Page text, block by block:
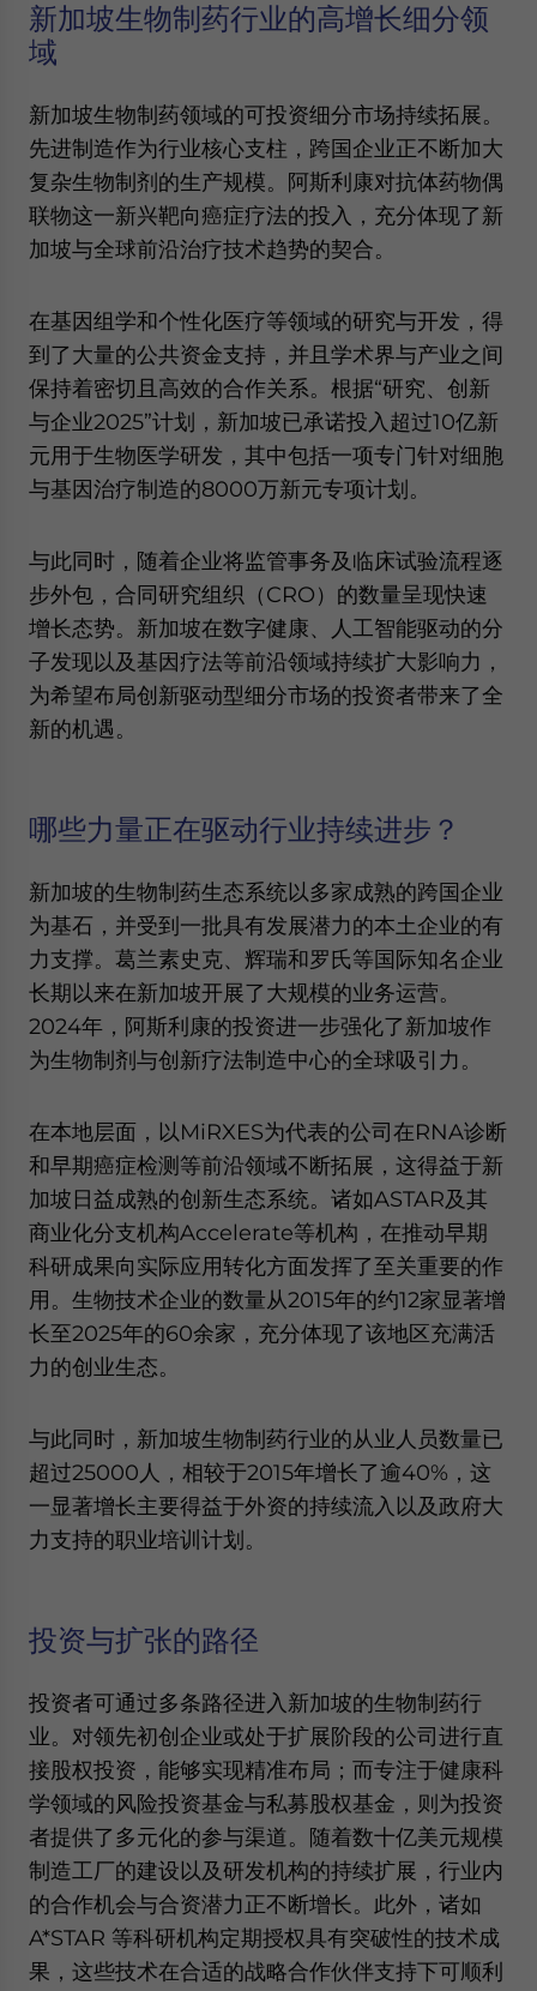
新加坡生物制药行业的高增长细分领
域
新加坡生物制药领域的可投资细分市场持续拓展。
先进制造作为行业核心支柱，跨国企业正不断加大
复杂生物制剂的生产规模。阿斯利康对抗体药物偶
联物这一新兴靶向癌症疗法的投入，充分体现了新
加坡与全球前沿治疗技术趋势的契合。
在基因组学和个性化医疗等领域的研究与开发，得
到了大量的公共资金支持，并且学术界与产业之间
保持着密切且高效的合作关系。根据“研究、创新
与企业2025”计划，新加坡已承诺投入超过10亿新
元用于生物医学研发，其中包括一项专门针对细胞
与基因治疗制造的8000万新元专项计划。
与此同时，随着企业将监管事务及临床试验流程逐
步外包，合同研究组织（CRO）的数量呈现快速
增长态势。新加坡在数字健康、人工智能驱动的分
子发现以及基因疗法等前沿领域持续扩大影响力，
为希望布局创新驱动型细分市场的投资者带来了全
新的机遇。
哪些力量正在驱动行业持续进步？
新加坡的生物制药生态系统以多家成熟的跨国企业
为基石，并受到一批具有发展潜力的本土企业的有
力支撑。葛兰素史克、辉瑞和罗氏等国际知名企业
长期以来在新加坡开展了大规模的业务运营。
2024年，阿斯利康的投资进一步强化了新加坡作
为生物制剂与创新疗法制造中心的全球吸引力。
在本地层面，以MiRXES为代表的公司在RNA诊断
和早期癌症检测等前沿领域不断拓展，这得益于新
加坡日益成熟的创新生态系统。诸如ASTAR及其
商业化分支机构Accelerate等机构，在推动早期
科研成果向实际应用转化方面发挥了至关重要的作
用。生物技术企业的数量从2015年的约12家显著增
长至2025年的60余家，充分体现了该地区充满活
力的创业生态。
与此同时，新加坡生物制药行业的从业人员数量已
超过25000人，相较于2015年增长了逾40%，这
一显著增长主要得益于外资的持续流入以及政府大
力支持的职业培训计划。
投资与扩张的路径
投资者可通过多条路径进入新加坡的生物制药行
业。对领先初创企业或处于扩展阶段的公司进行直
接股权投资，能够实现精准布局；而专注于健康科
学领域的风险投资基金与私募股权基金，则为投资
者提供了多元化的参与渠道。随着数十亿美元规模
制造工厂的建设以及研发机构的持续扩展，行业内
的合作机会与合资潜力正不断增长。此外，诸如
A*STAR 等科研机构定期授权具有突破性的技术成
果，这些技术在合适的战略合作伙伴支持下可顺利